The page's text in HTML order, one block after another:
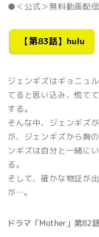
●＜公式＞無料動画配信
【第83話】hulu
ジェンギズはギョニュ
てると思い込み、慌て
する。
そんな中、ジェンギズ
が、ジェンギズから胸
ンギズは自分と一緒に
る。
そして、確かな物証が
が…。
ドラマ「Mother」第82